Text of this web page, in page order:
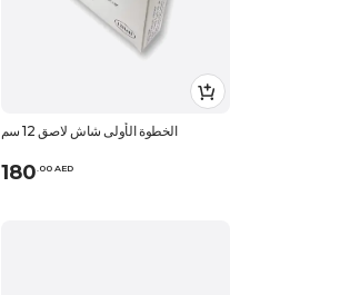
الخطوة الأولى شاش لاصق 12 سم
180.00 AED